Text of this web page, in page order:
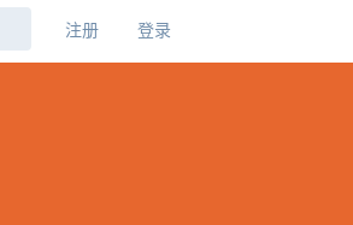
注册 登录